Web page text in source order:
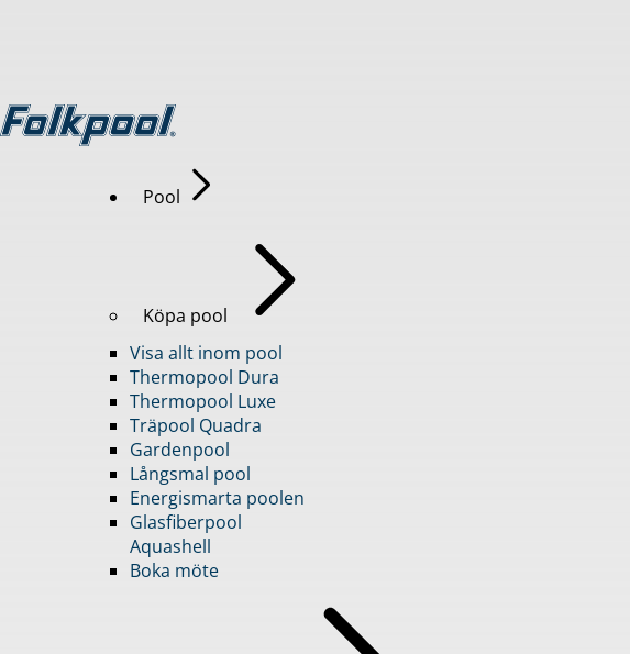
Pool
Köpa pool
Visa allt inom pool
Thermopool Dura
Thermopool Luxe
Träpool Quadra
Gardenpool
Långsmal pool
Energismarta poolen
Glasfiberpool
Aquashell
Boka möte